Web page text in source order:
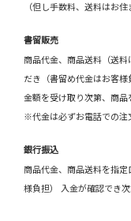
（但し手数料、送料はお
書留販売
商品代金、商品送料（送
だき（書留め代金はお客様
金額を受け取り次第、商品
※代金は必ずお電話での注
銀行振込
商品代金、商品送料を指
様負担） 入金が確認でき次